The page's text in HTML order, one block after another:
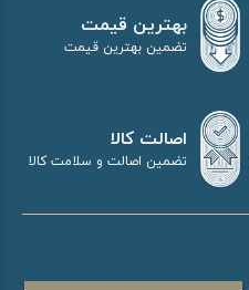
بهترین قیمت
تضمین بهترین قیمت
اصالت کالا
تضمین اصالت و سلامت کالا